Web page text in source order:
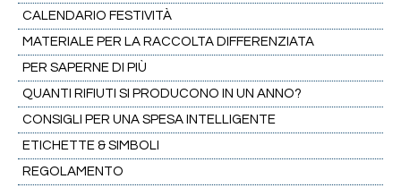
CALENDARIO FESTIVITÀ
MATERIALE PER LA RACCOLTA DIFFERENZIATA
PER SAPERNE DI PIÙ
QUANTI RIFIUTI SI PRODUCONO IN UN ANNO?
CONSIGLI PER UNA SPESA INTELLIGENTE
ETICHETTE & SIMBOLI
REGOLAMENTO